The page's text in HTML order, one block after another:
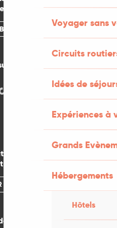
Voyager sans
Circuits
Idées de
Expériences à
Grands
Hébergements
Hôtels
mensuelle
les réseaux !
sur votre
L'APPLICATION